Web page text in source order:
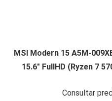
MSI Modern 15 A5M-
15.6" FullHD (Ryzen 7
Consultar